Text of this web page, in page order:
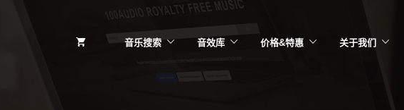
音乐搜索 音效库 价格&特惠 关于我们